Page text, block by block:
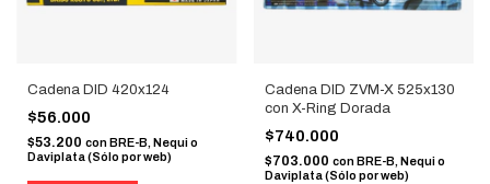
Cadena DID 420x124
$56.000
$53.200 con BRE-B, Nequi o
Daviplata (Sólo por web)
Cadena DID ZVM-X 525x130
con X-Ring Dorada
$740.000
$703.000 con BRE-B, Nequi o
Daviplata (Sólo por web)